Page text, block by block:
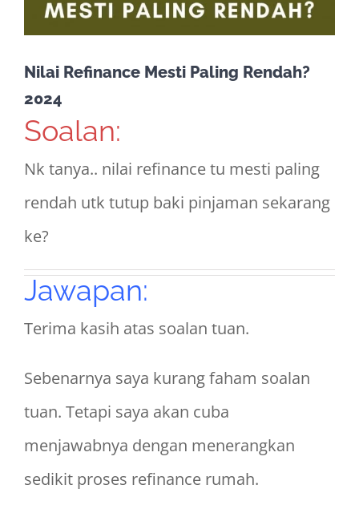
Nilai Refinance Mesti Paling Rendah?
2024
Soalan:
Nk tanya.. nilai refinance tu mesti paling
rendah utk tutup baki pinjaman sekarang
ke?
Jawapan:
Terima kasih atas soalan tuan.
Sebenarnya saya kurang faham soalan
tuan. Tetapi saya akan cuba
menjawabnya dengan menerangkan
sedikit proses refinance rumah.